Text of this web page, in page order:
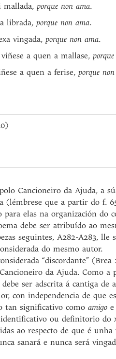
mallada, porque non ama.
librada, porque non ama.
vingada, porque non ama.
a quen a mallase,
a quen a ferise, porque
Cancioneiro da Ajuda, a
(lémbrese que a partir do f.
elas na organización do
debe ser atribuído ao
seguintes, A282-A283, lle
do mesmo autor.
“discordante”
da Ajuda. Como
ser adscrita á cantiga
con independencia de que
tan significativo como amigo
identificativo ou definitorio
ao respecto de que é
sanará e nunca será